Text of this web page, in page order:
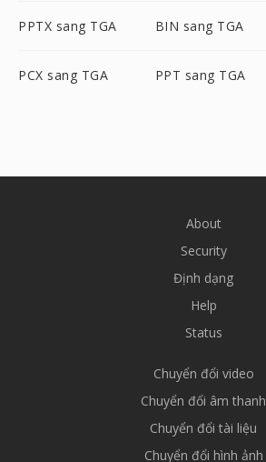
PPTX sang TGA BIN sang TGA
PCX sang TGA PPT sang TGA
About
Security
Định dạng
Help
Status
Chuyển đổi video
Chuyển đổi âm thanh
Chuyển đổi tài liệu
Chuyển đổi hình ảnh